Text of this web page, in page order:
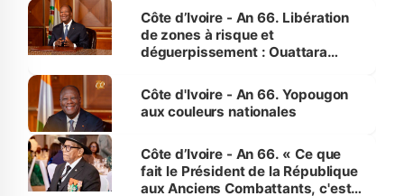
milieu des sinistrés
Côte d’Ivoire - An 66. Libération
de zones à risque et
déguerpissement : Ouattara
l'Etat de droit pour préserver les
vies humaines »
Côte d'Ivoire - An 66. Yopougon
aux couleurs nationales
Côte d’Ivoire - An 66. « Ce que
fait le Président de la République
aux Anciens Combattants, c'est